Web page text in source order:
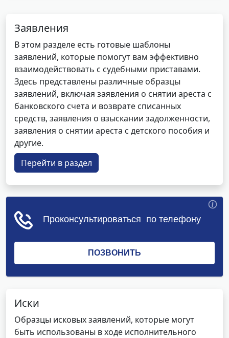
Заявления
В этом разделе есть готовые шаблоны
заявлений, которые помогут вам эффективно
взаимодействовать с судебными приставами.
Здесь представлены различные образцы
заявлений, включая заявления о снятии ареста с
банковского счета и возврате списанных
средств, заявления о взыскании задолженности,
заявления о снятии ареста с детского пособия и
другие.
Перейти в раздел
Иски
Образцы исковых заявлений, которые могут
быть использованы в ходе исполнительного